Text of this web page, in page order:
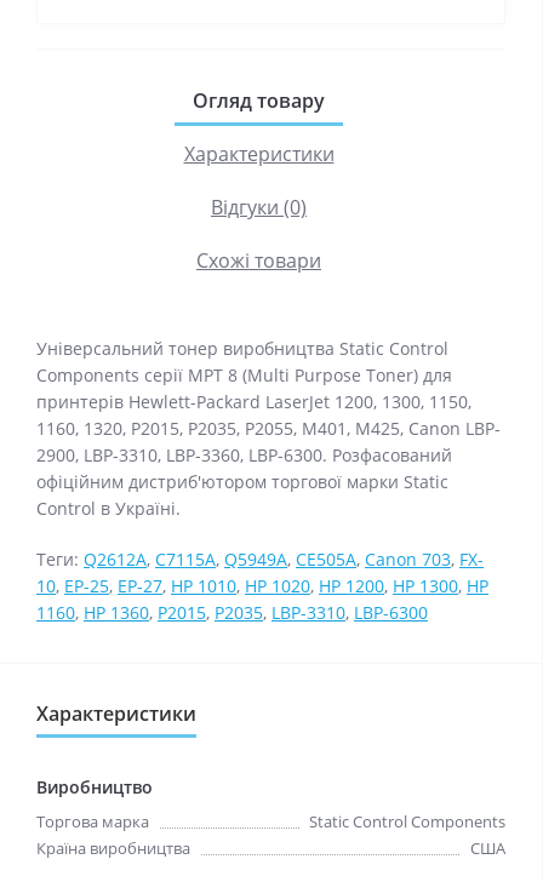
Огляд товару
Характеристики
Відгуки (0)
Схожі товари
Універсальний тонер виробництва Static Control
Components серії MPT 8 (Multi Purpose Toner) для
принтерів Hewlett-Packard LaserJet 1200, 1300, 1150,
1160, 1320, P2015, P2035, P2055, M401, M425, Canon LBP-
2900, LBP-3310, LBP-3360, LBP-6300. Розфасований
офіційним дистриб'ютором торгової марки Static
Control в Україні.
Теги: Q2612A, C7115A, Q5949A, CE505A, Canon 703, FX-
10, EP-25, EP-27, HP 1010, HP 1020, HP 1200, HP 1300, HP
1160, HP 1360, P2015, P2035, LBP-3310, LBP-6300
Характеристики
Виробництво
Торгова марка
Static Control Components
Країна виробництва
США